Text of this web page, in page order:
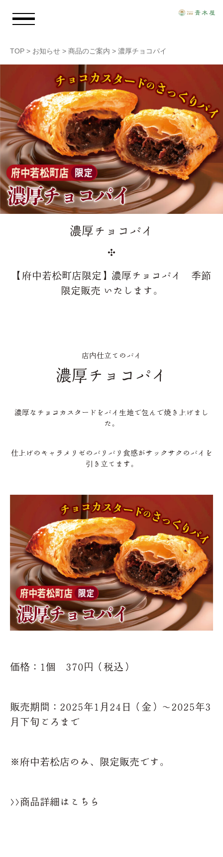
青木屋のおもい
商品情報
店舗情報
採用情報
TOP > お知らせ > 商品のご案内 > 濃厚チョコパイ
濃厚チョコパイ
【府中若松町店限定】濃厚チョコパイ 季節
限定販売 いたします。
店内仕立てのパイ
濃厚チョコパイ
濃厚なチョコカスタードをパイ生地で包んで焼き上げまし
た。
仕上げのキャラメリゼのパリパリ食感がサックサクのパイを
引き立てます。
価格：1個 370円（税込）
販売期間：2025年1月24日（金）～2025年3
月下旬ごろまで
※府中若松店のみ、限定販売です。
>>商品詳細はこちら